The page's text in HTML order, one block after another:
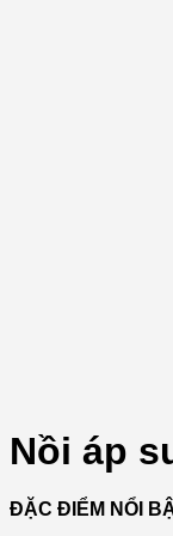
Nồi áp
ĐẶC ĐIỂM NỔI